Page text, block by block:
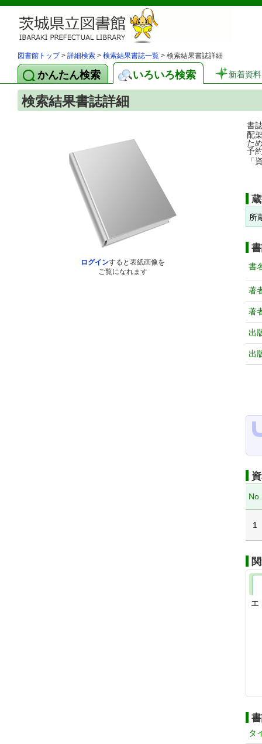
図書館トップ> 詳細検索 > 検索結果書誌一覧 > 検索結果書誌詳細
かんたん検索 いろいろ検索 新着資料
検索結果書誌詳細
ログインすると表紙画像を
ご覧になれます
書
配
た
予
「
所
書
著
著
出
出
No.
1
エ
タ